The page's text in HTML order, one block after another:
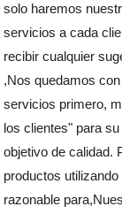
solo haremos
servicios a cada
recibir cualquier
,Nos quedamos
servicios primero,
los clientes" para
objetivo de calidad.
productos
razonable